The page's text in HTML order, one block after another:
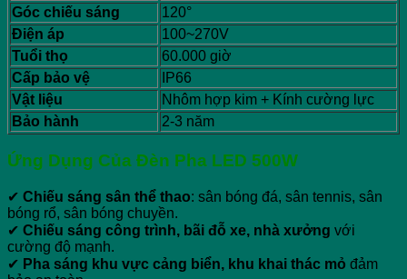
Góc chiếu sáng
120°
Điện áp
100~270V
Tuổi thọ
60.000 giờ
Cấp bảo vệ
IP66
Vật liệu
Nhôm hợp kim + Kính cường lực
Bảo hành
2-3 năm
Ứng Dụng Của Đèn Pha LED 500W
✔ Chiếu sáng sân thể thao: sân bóng đá, sân tennis, sân
bóng rổ, sân bóng chuyền.
✔ Chiếu sáng công trình, bãi đỗ xe, nhà xưởng với
cường độ mạnh.
✔ Pha sáng khu vực cảng biển, khu khai thác mỏ đảm